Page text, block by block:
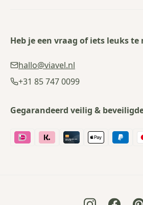
Heb je een vraag of iets leuks te
hallo@viavel.nl
+31 85 747 0099
Gegarandeerd veilig &